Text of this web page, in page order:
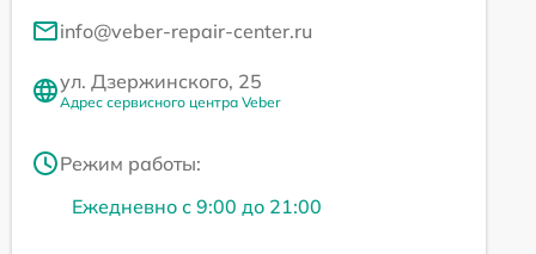
info@veber-repair-center.ru
ул. Дзержинского, 25
Адрес сервисного центра Veber
Режим работы:
Ежедневно с 9:00 до 21:00